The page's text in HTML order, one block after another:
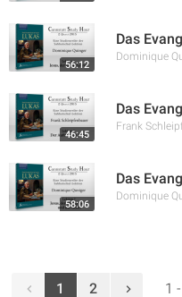
56:12
Das
Dominique
46:45
Das
Frank
58:06
Das
Dominique
1 2 1